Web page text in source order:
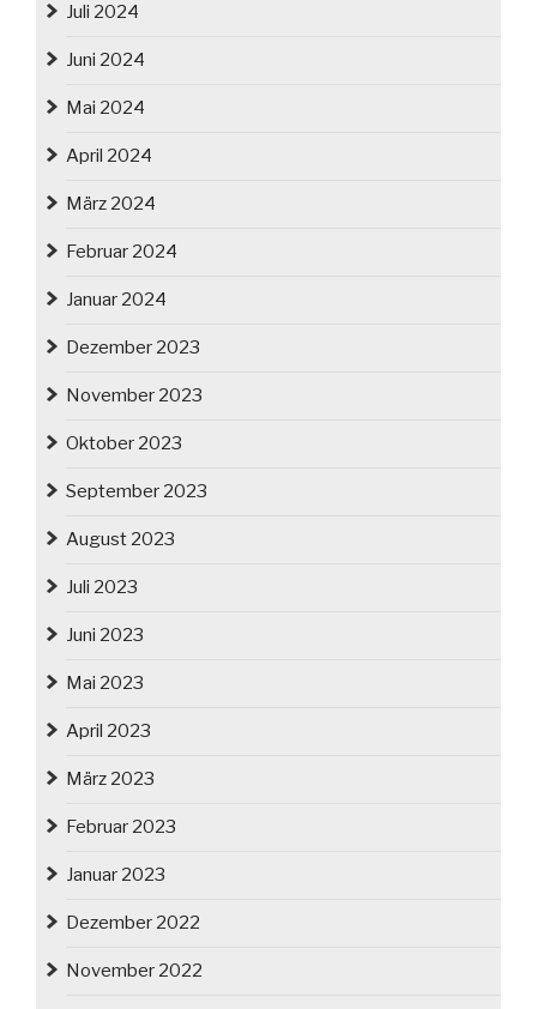
Juli 2024
Juni 2024
Mai 2024
April 2024
März 2024
Februar 2024
Januar 2024
Dezember 2023
November 2023
Oktober 2023
September 2023
August 2023
Juli 2023
Juni 2023
Mai 2023
April 2023
März 2023
Februar 2023
Januar 2023
Dezember 2022
November 2022